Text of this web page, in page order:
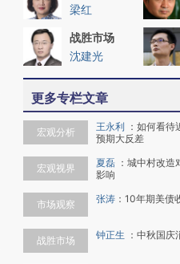
梁红
战胜市场
沈建光
更多专栏文章
宏观分析 王永利 ： 如何看待
预期大反差
宏观视界 夏磊 ： 城中村改造
影响
市场观察 张涛 ： 10年期美债
战胜市场 钟正生 ： 中秋国庆